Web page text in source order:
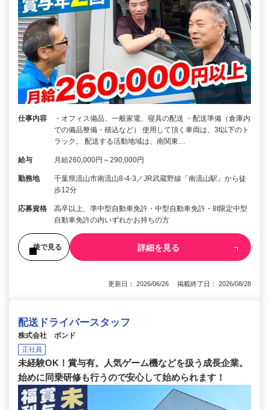
仕事内容
・オフィス備品、一般家電、寝具の配送 ・配送準備（倉庫内
での備品整備・積込など） 使用して頂く車両は、3t以下のト
ラック。 配送する活動地域は、南関東…
給与 月給260,000円～290,000円
勤務地
千葉県流山市南流山8-4-3／JR武蔵野線「南流山駅」から徒
歩12分
応募資格
高卒以上、準中型自動車免許・中型自動車免許・8t限定中型
自動車免許の内いずれかお持ちの方
後で見る 詳細を見る
更新日： 2026/06/26 掲載終了日： 2026/08/28
配送ドライバースタッフ
株式会社 ボンド
正社員
未経験OK！賞与有。人気ゲーム機などを扱う成長企業。
始めに同乗研修も行うので安心して始められます！